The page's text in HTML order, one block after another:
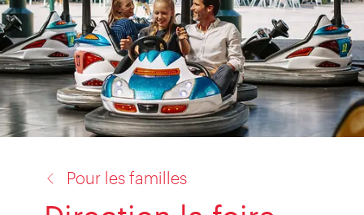
Pour les familles